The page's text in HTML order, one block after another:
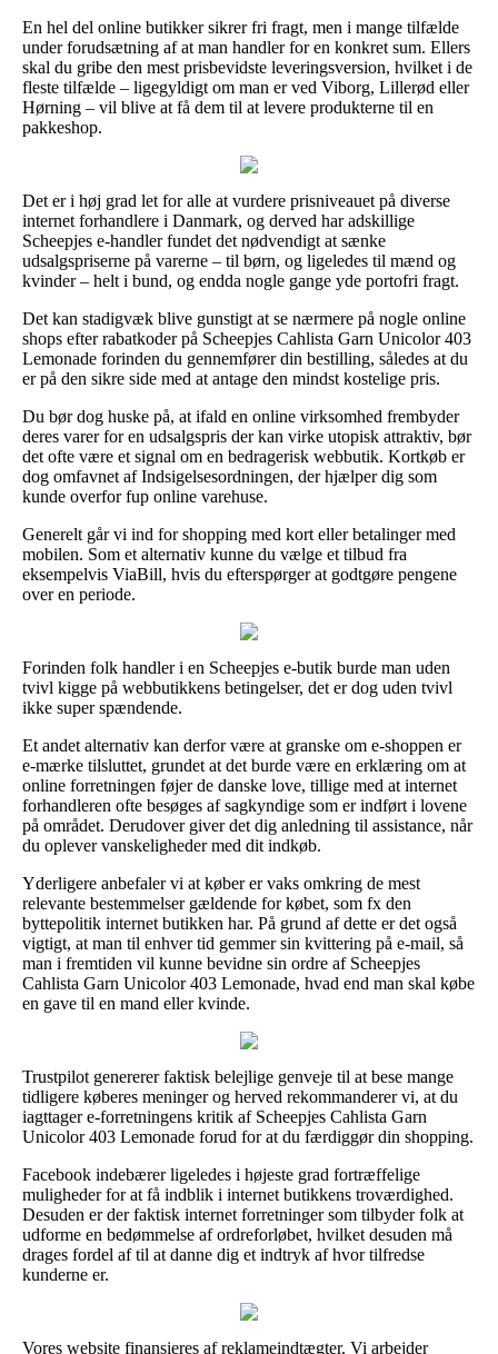
En hel del online butikker sikrer fri fragt, men i mange tilfælde
under forudsætning af at man handler for en konkret sum. Ellers
skal du gribe den mest prisbevidste leveringsversion, hvilket i de
fleste tilfælde – ligegyldigt om man er ved Viborg, Lillerød eller
Hørning – vil blive at få dem til at levere produkterne til en
pakkeshop.
Det er i høj grad let for alle at vurdere prisniveauet på diverse
internet forhandlere i Danmark, og derved har adskillige
Scheepjes e-handler fundet det nødvendigt at sænke
udsalgspriserne på varerne – til børn, og ligeledes til mænd og
kvinder – helt i bund, og endda nogle gange yde portofri fragt.
Det kan stadigvæk blive gunstigt at se nærmere på nogle online
shops efter rabatkoder på Scheepjes Cahlista Garn Unicolor 403
Lemonade forinden du gennemfører din bestilling, således at du
er på den sikre side med at antage den mindst kostelige pris.
Du bør dog huske på, at ifald en online virksomhed frembyder
deres varer for en udsalgspris der kan virke utopisk attraktiv, bør
det ofte være et signal om en bedragerisk webbutik. Kortkøb er
dog omfavnet af Indsigelsesordningen, der hjælper dig som
kunde overfor fup online varehuse.
Generelt går vi ind for shopping med kort eller betalinger med
mobilen. Som et alternativ kunne du vælge et tilbud fra
eksempelvis ViaBill, hvis du efterspørger at godtgøre pengene
over en periode.
Forinden folk handler i en Scheepjes e-butik burde man uden
tvivl kigge på webbutikkens betingelser, det er dog uden tvivl
ikke super spændende.
Et andet alternativ kan derfor være at granske om e-shoppen er
e-mærke tilsluttet, grundet at det burde være en erklæring om at
online forretningen føjer de danske love, tillige med at internet
forhandleren ofte besøges af sagkyndige som er indført i lovene
på området. Derudover giver det dig anledning til assistance, når
du oplever vanskeligheder med dit indkøb.
Yderligere anbefaler vi at køber er vaks omkring de mest
relevante bestemmelser gældende for købet, som fx den
byttepolitik internet butikken har. På grund af dette er det også
vigtigt, at man til enhver tid gemmer sin kvittering på e-mail, så
man i fremtiden vil kunne bevidne sin ordre af Scheepjes
Cahlista Garn Unicolor 403 Lemonade, hvad end man skal købe
en gave til en mand eller kvinde.
Trustpilot genererer faktisk belejlige genveje til at bese mange
tidligere køberes meninger og herved rekommanderer vi, at du
iagttager e-forretningens kritik af Scheepjes Cahlista Garn
Unicolor 403 Lemonade forud for at du færdiggør din shopping.
Facebook indebærer ligeledes i højeste grad fortræffelige
muligheder for at få indblik i internet butikkens troværdighed.
Desuden er der faktisk internet forretninger som tilbyder folk at
udforme en bedømmelse af ordreforløbet, hvilket desuden må
drages fordel af til at danne dig et indtryk af hvor tilfredse
kunderne er.
Vores website finansieres af reklameindtægter. Vi arbejder